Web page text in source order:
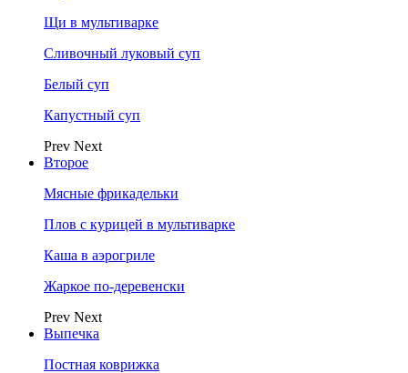
Щи в мультиварке
Сливочный луковый суп
Белый суп
Капустный суп
Prev Next
Второе
Мясные фрикадельки
Плов с курицей в мультиварке
Каша в аэрогриле
Жаркое по-деревенски
Prev Next
Выпечка
Постная коврижка